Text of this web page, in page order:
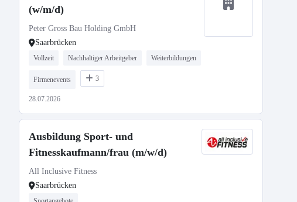
(w/m/d)
Peter Gross Bau Holding GmbH
Saarbrücken
Vollzeit Nachhaltiger Arbeitgeber Weiterbildungen
Firmenevents 3
28.07.2026
Ausbildung Sport- und
Fitnesskaufmann/frau (m/w/d)
All Inclusive Fitness
Saarbrücken